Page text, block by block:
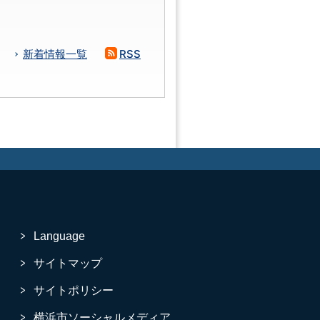
新着情報一覧 RSS
Language
サイトマップ
サイトポリシー